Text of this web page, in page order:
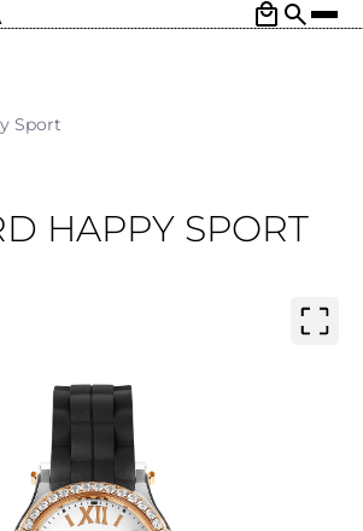
Sport
HAPPY SPORT